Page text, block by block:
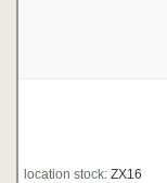
location stock: ZX16